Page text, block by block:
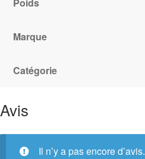
Marque
Catégorie
Avis
Il n’y a pas encore d’avis.